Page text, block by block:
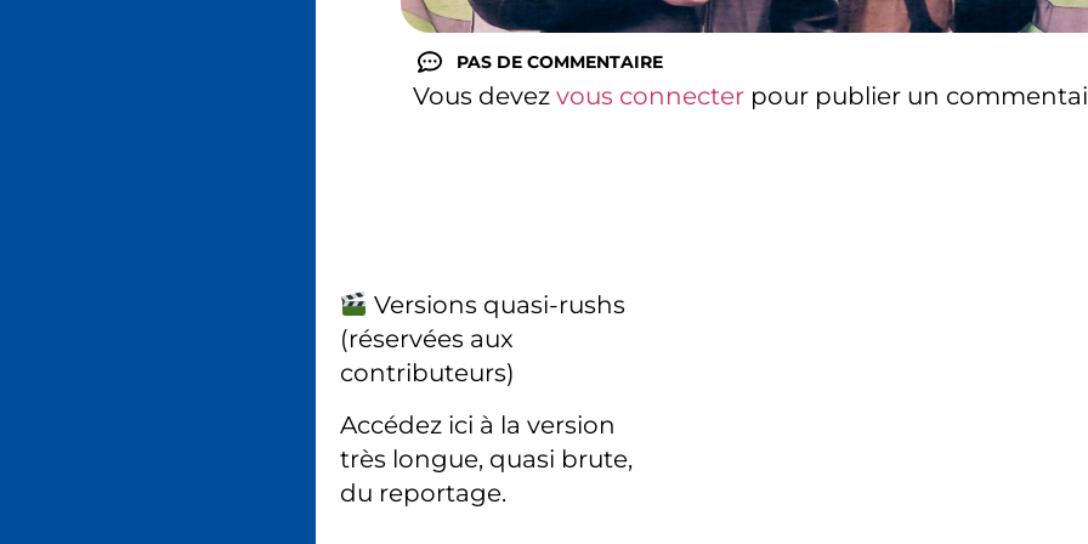
PAS DE COMMENTAIRE
Vous devez vous connecter pour publier un
Versions quasi-rushs
(réservées aux
contributeurs)
Accédez ici à la version
très longue, quasi brute,
du reportage.